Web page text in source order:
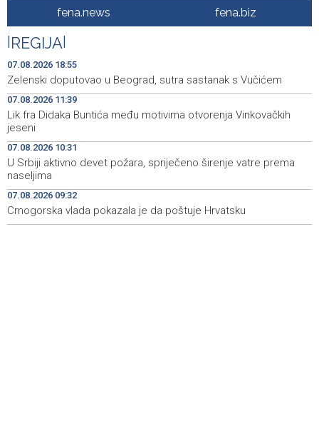
Galerija ULUPUBiH otvara novu izlagačku sezonu,
predstavlja novi izlagački program
19:44 Faris Dževahirić novi nogometaš Veleža
Announcement of events for Saturday, 8 August 2026
19:10
Rudari Milanovića ubijedili da ode kući, Memčić se već
ponovo vratio u jamu 'Raspotočje'
19:03
Sarajevo Film Festival presents Kinoscope and
Kinoscope Surreal programs
19:00 Najave događaja za 8. 8. 2026. godine (subota)
fena.news fena.biz
REGIJA
07.08.2026 18:55
Zelenski doputovao u Beograd, sutra sastanak s Vučićem
07.08.2026 11:39
Lik fra Didaka Buntića među motivima otvorenja Vinkovačkih
jeseni
07.08.2026 10:31
U Srbiji aktivno devet požara, spriječeno širenje vatre prema
naseljima
07.08.2026 09:32
Crnogorska vlada pokazala je da poštuje Hrvatsku